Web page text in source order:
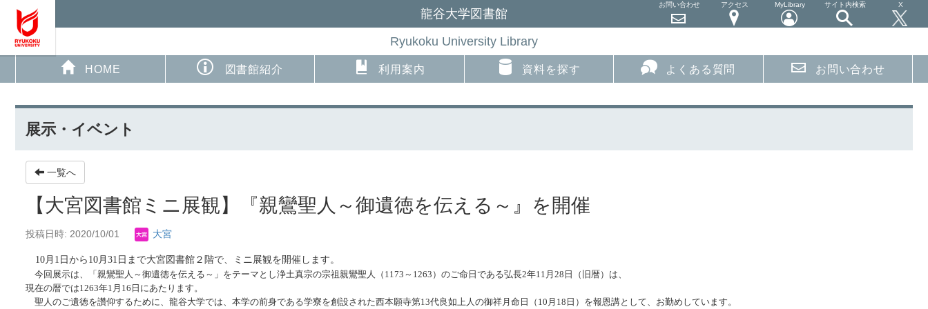
龍谷大学図書館
Ryukoku University Library
お問い合わせ アクセス MyLibrary サイト内検索 X
HOME 図書館紹介 利用案内 資料を探す よくある質問 お問い合わせ
展示・イベント
一覧へ
【大宮図書館ミニ展観】『親鸞聖人～御遺徳を伝える～』を開催
投稿日時: 2020/10/01 大宮
10月1日から10月31日まで大宮図書館２階で、ミニ展観を開催します。
今回展示は、「親鸞聖人～御遺徳を伝える～」をテーマとし浄土真宗の宗祖親鸞聖人（ 1173 ～ 1263 ）のご命日である弘長2年11 月 28 日（旧暦）は、
現在の暦では1263年1 月 16 日にあたります。
聖人のご遺徳を讚仰するために、龍谷大学では、本学の前身である学寮を創設された西本願寺第13代良如上人の御祥月命日（ 10 月 18 日）を報恩講として、お勤めしています。